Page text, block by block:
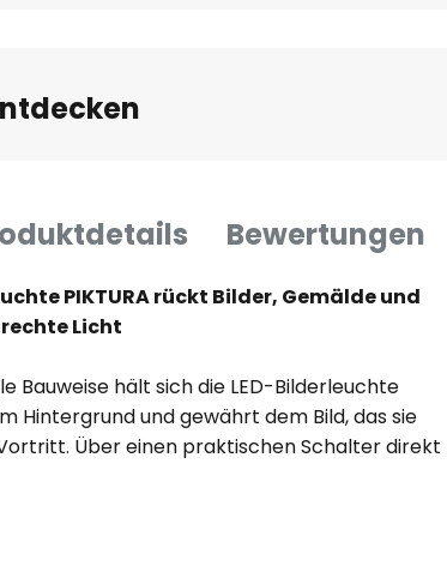
Bewertungen
PIKTURA rückt Bilder, Gemälde und
Licht
Bauweise hält sich die LED-Bilderleuchte
Hintergrund und gewährt dem Bild, das sie
Über einen praktischen Schalter direkt
kann sie ein- und ausgeschaltet werden.
keine Gedanken machen,